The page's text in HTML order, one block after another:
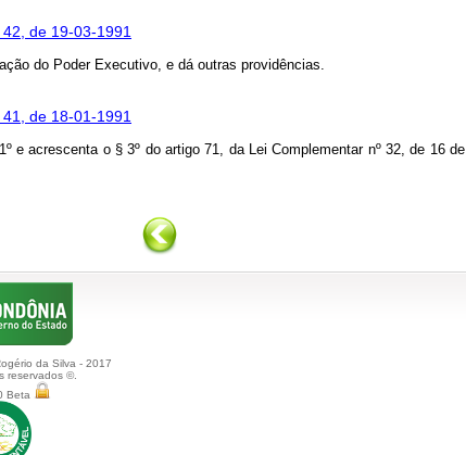
de 19-03-1991
do Poder Executivo, e dá outras providências.
de 18-01-1991
e acrescenta o § 3º do artigo 71, da Lei Complementar nº 32, de 16 de
da Silva - 2017
reservados ©.
Beta